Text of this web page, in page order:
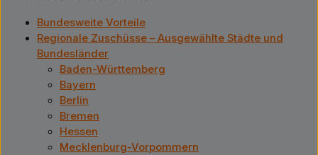
Bundesweite Vorteile
Regionale Zuschüsse – Ausgewählte Städte und
Bundesländer
Baden-Württemberg
Bayern
Berlin
Bremen
Hessen
Mecklenburg-Vorpommern